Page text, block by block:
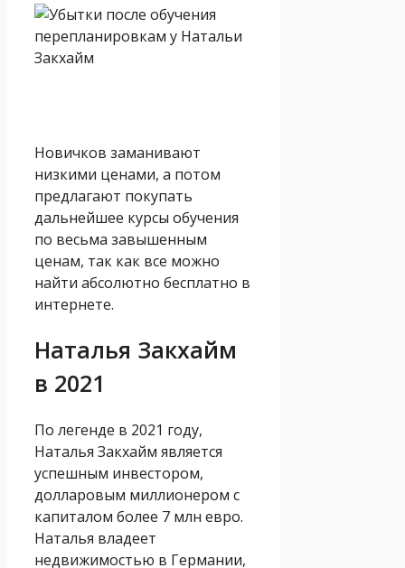
Новичков заманивают
низкими ценами, а потом
предлагают покупать
дальнейшее курсы обучения
по весьма завышенным
ценам, так как все можно
найти абсолютно бесплатно в
интернете.
Наталья Закхайм
в 2021
По легенде в 2021 году,
Наталья Закхайм является
успешным инвестором,
долларовым миллионером с
капиталом более 7 млн евро.
Наталья владеет
недвижимостью в Германии,